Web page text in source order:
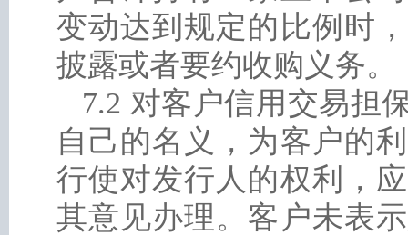
变动达到规定的比例时
披露或者要约收购义务。
7.2 对客户信用交易担
自己的名义，为客户的
行使对发行人的权利，
其意见办理。客户未表